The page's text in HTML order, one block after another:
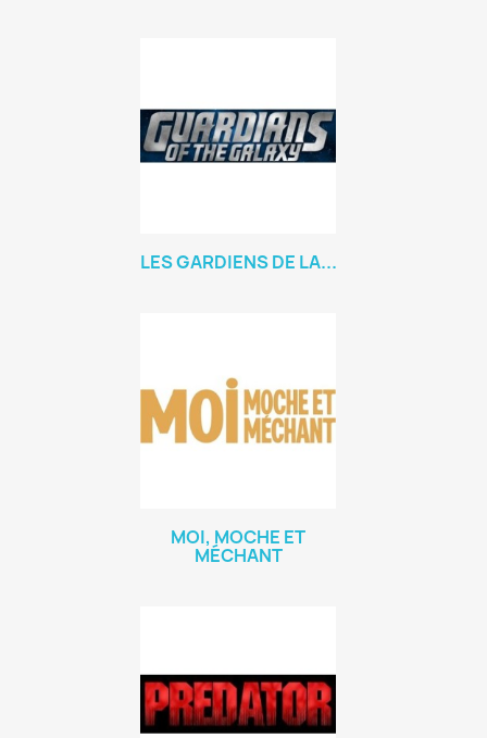
LES GARDIENS DE LA...
MOI, MOCHE ET
MÉCHANT